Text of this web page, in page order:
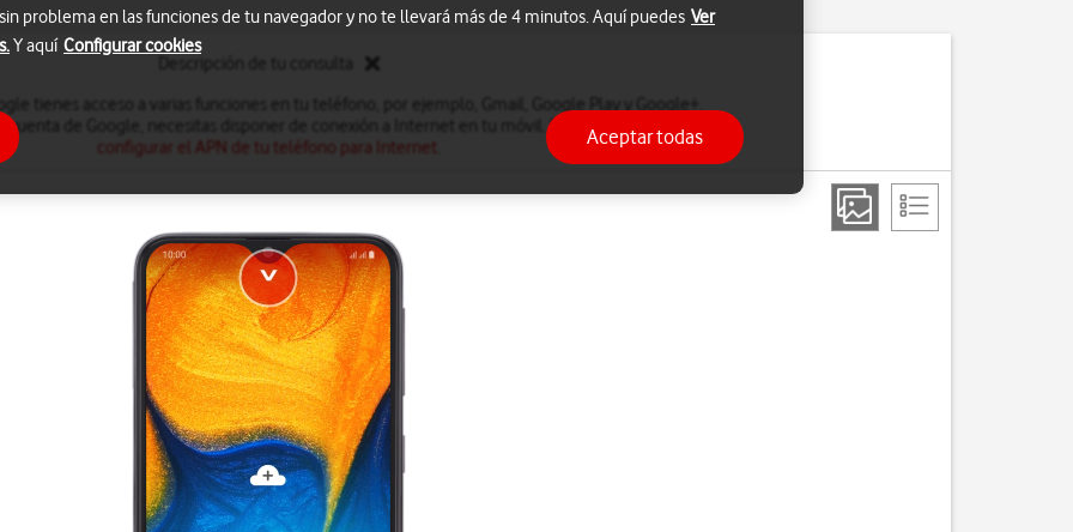
cuenta de Google, necesitas disponer de conexión a Internet en tu móvil. Si no tienes, puedes
configurar el APN de tu teléfono para Internet
problema en las funciones de tu navegador y no te llevará más de 4 minutos. Aquí puedes Ver
Y aquí Configurar cookies
Aceptar todas